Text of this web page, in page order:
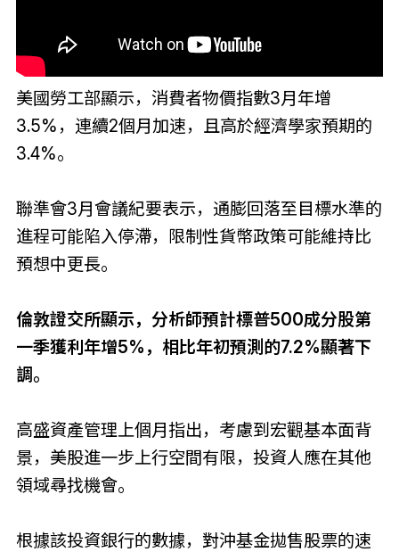
美國勞工部顯示，消費者物價指數3月年增
3.5%，連續2個月加速，且高於經濟學家預期的
3.4%。
聯準會3月會議紀要表示，通膨回落至目標水準的
進程可能陷入停滯，限制性貨幣政策可能維持比
預想中更長。
倫敦證交所顯示，分析師預計標普500成分股第
一季獲利年增5%，相比年初預測的7.2%顯著下
調。
高盛資產管理上個月指出，考慮到宏觀基本面背
景，美股進一步上行空間有限，投資人應在其他
領域尋找機會。
根據該投資銀行的數據，對沖基金拋售股票的速